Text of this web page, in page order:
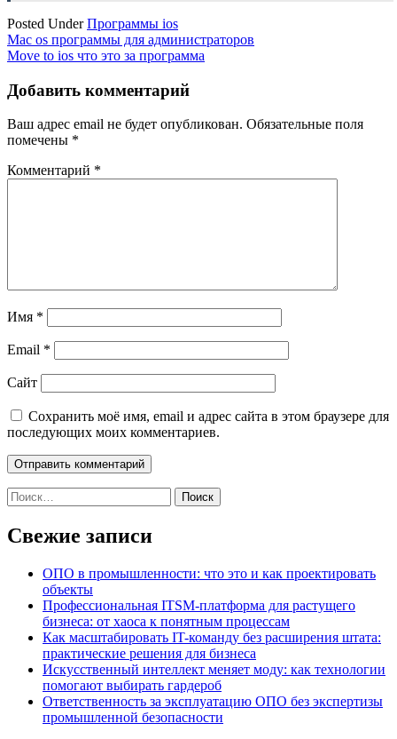
Posted UnderПрограммы ios
Навигация
по
записям
Mac os программы для администраторов
Move to ios что это за программа
Добавить комментарий
Ваш адрес email не будет опубликован. Обязательные поля
помечены *
Комментарий *
Имя *
Email *
Сайт
Сохранить моё имя, email и адрес сайта в этом браузере для
последующих моих комментариев.
Найти:
Свежие записи
ОПО в промышленности: что это и как проектировать
объекты
Профессиональная ITSM-платформа для растущего
бизнеса: от хаоса к понятным процессам
Как масштабировать IT-команду без расширения штата:
практические решения для бизнеса
Искусственный интеллект меняет моду: как технологии
помогают выбирать гардероб
Ответственность за эксплуатацию ОПО без экспертизы
промышленной безопасности